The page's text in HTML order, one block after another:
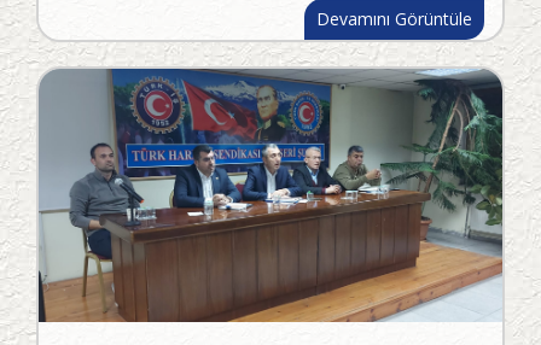
Devamını Görüntüle